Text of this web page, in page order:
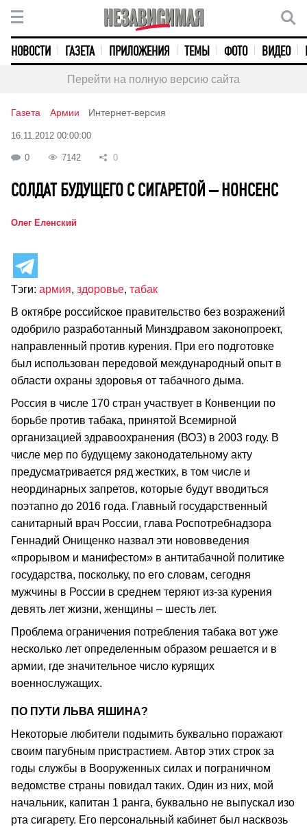
НОВОСТИ ГАЗЕТА ПРИЛОЖЕНИЯ ТЕМЫ ФОТО ВИДЕО
Перейти на полную версию сайта
Газета Армии Интернет-версия
16.11.2012 00:00:00
0 7142 0
СОЛДАТ БУДУЩЕГО С СИГАРЕТОЙ – НОНСЕНС
Олег Еленский
Тэги: армия, здоровье, табак
В октябре российское правительство без возражений
одобрило разработанный Минздравом законопроект,
направленный против курения. При его подготовке
был использован передовой международный опыт в
области охраны здоровья от табачного дыма.
Россия в числе 170 стран участвует в Конвенции по
борьбе против табака, принятой Всемирной
организацией здравоохранения (ВОЗ) в 2003 году. В
числе мер по будущему законодательному акту
предусматривается ряд жестких, в том числе и
неординарных запретов, которые будут вводиться
поэтапно до 2016 года. Главный государственный
санитарный врач России, глава Роспотребнадзора
Геннадий Онищенко назвал эти нововведения
«прорывом и манифестом» в антитабачной политике
государства, поскольку, по его словам, сегодня
мужчины в России в среднем теряют из-за курения
девять лет жизни, женщины – шесть лет.
Проблема ограничения потребления табака вот уже
несколько лет определенным образом решается и в
армии, где значительное число курящих
военнослужащих.
ПО ПУТИ ЛЬВА ЯШИНА?
Некоторые любители подымить буквально поражают
своим пагубным пристрастием. Автор этих строк за
годы службы в Вооруженных силах и пограничном
ведомстве страны повидал таких. Один из них, мой
начальник, капитан 1 ранга, буквально не выпускал изо
рта сигарету. Его персональный кабинет был насквозь